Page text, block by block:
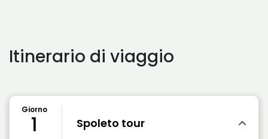
Itinerario di viaggio
Giorno
1 Spoleto tour